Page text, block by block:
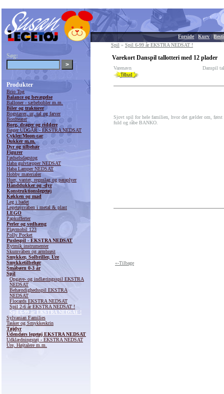
Forside|Kurv |
Søg:
Produkter
Brio Tog
Balance og bevægelse
Balloner - sæbebobler m.m.
Biler og traktorer
Bogstaver, ur, tal og farver
Bordteater
Borg, drager og riddere
Bøger UDGÅR - EKSTRA NEDSAT
Cykler/Moon-car
Dukker m.m.
Dyr og tilbehør
Figurer
Fødselsdagstog
Haba gulvtæpper NEDSAT
Haba Lamper NEDSAT
Hobby materialer
Huer, vanter, regnslag og paraplyer
Hånddukker og -dyr
Konstruktionslegetøj
Køkken og mad
Leg i badet
Legetøjsvåben i metal & plast
LEGO
Papkufferter
Perler og vedhæng
Playmobil 123
Polly Pocket
Puslespil - EKSTRA NEDSAT
Rytmik instrumenter
Skumvåben og armbrøst
Smykker, Solbriller, Ure
Smykketilbehør
Småbørn 0-3 år
Spil
Opgave- og indlæringsspil EKSTRA
NEDSAT
Behændighedsspil EKSTRA
NEDSAT
Flocards EKSTRA NEDSAT
Spil 2-6 år EKSTRA NEDSAT !
Spil 6-99 år EKSTRA NEDSAT !
Sylvanian Families
Tasker og Smykkeskrin
Tøjdyr
Udendørs legetøj EKSTRA NEDSAT
Udklædningstøj - EKSTRA NEDSAT
Ure, Højtalere m.m.
Spil » Spil 6-99 år EKSTRA NEDSAT !
Varekort Danspil tallotteri med 12 plader
Varenavn Danspil
Sjovt spil for hele familien, hvor det gælder om, først
fuld og råbe BANKO.
«-Tilbage